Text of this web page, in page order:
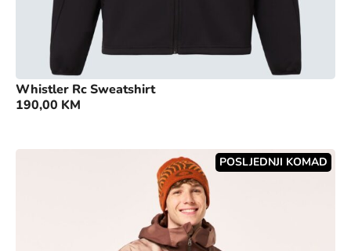
Whistler Rc Sweatshirt
190,00 KM
POSLJEDNJI KOMAD